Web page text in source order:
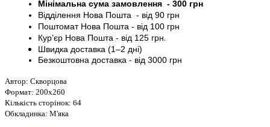
Мінімальна сума замовлення - 300 грн
Відділення Нова Пошта - від 90 грн
ПоштоматНова Пошта - від 100 грн
Кур’єр Нова Пошта - від 125 грн.
Швидка доставка (1–2 дні)
Безкоштовна доставка - від 3000 грн
Автор: Скворцова
Формат: 200х260
Кількість сторінок: 64
Обкладинка: М'яка